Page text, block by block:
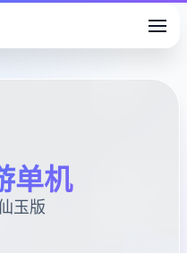
单机
玉版